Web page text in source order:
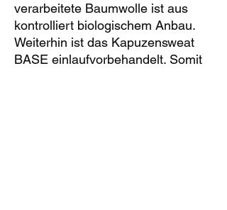
verarbeitete Baumwolle ist aus
kontrolliert biologischem Anbau.
Weiterhin ist das Kapuzensweat
BASE einlaufvorbehandelt. Somit